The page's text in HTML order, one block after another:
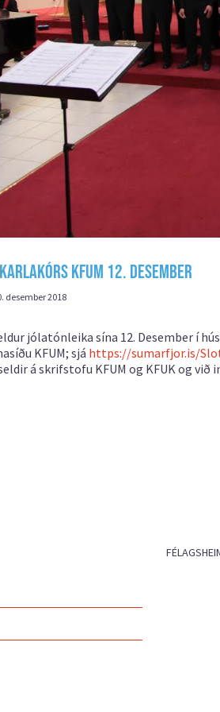
KFUM 12. desember
desember 2018
jólatónleika sína 12. Desember í
KFUM; sjá https://sumarfjor.is/
á skrifstofu KFUM og KFUK og